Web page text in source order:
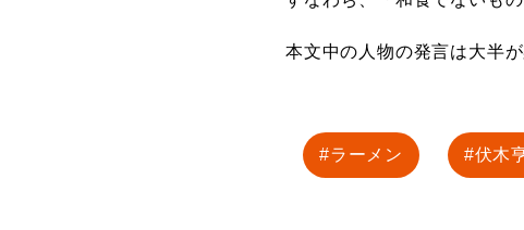
本文中の人物の発言は大半
ラーメン 伏木